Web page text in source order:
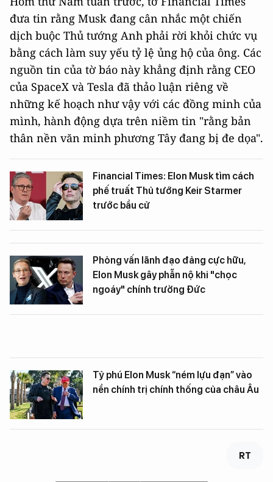
đưa tin rằng Musk đang cân nhắc một chiến
dịch buộc Thủ tướng Anh phải rời khỏi chức vụ
bằng cách làm suy yếu tỷ lệ ủng hộ của ông. Các
nguồn tin của tờ báo này khẳng định rằng CEO
của SpaceX và Tesla đã thảo luận riêng về
những kế hoạch như vậy với các đồng minh của
mình, hành động dựa trên niềm tin "rằng bản
thân nền văn minh phương Tây đang bị đe dọa".
Financial Times: Elon Musk tìm cách
phế truất Thủ tướng Keir Starmer
trước bầu cử
Phỏng vấn lãnh đạo đảng cực hữu,
Elon Musk gây phẫn nộ khi "chọc
ngoáy" chính trường Đức
Tỷ phú Elon Musk “ném lựu đạn” vào
nền chính trị chính thống của châu Âu
RT